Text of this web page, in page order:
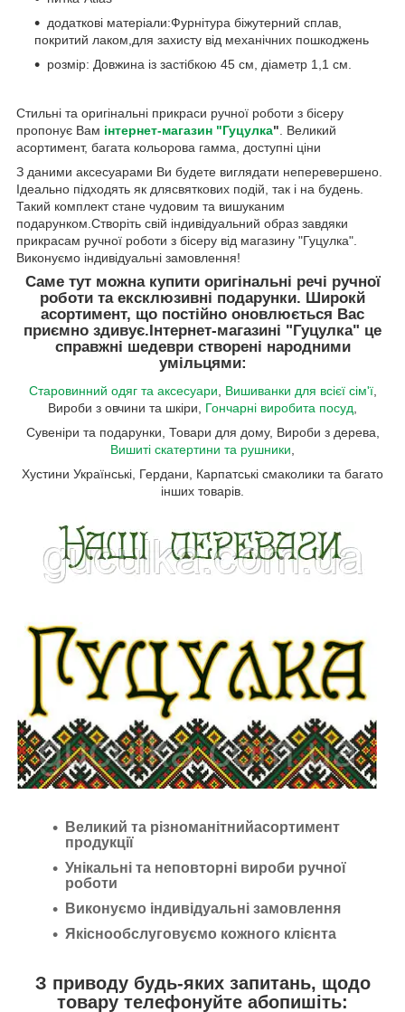
додаткові матеріали:Фурнітура біжутерний сплав,
покритий лаком,для захисту від механічних пошкоджень
розмір: Довжина із застібкою 45 см, діаметр 1,1 см.
Стильні та оригінальні прикраси ручної роботи з бісеру
пропонує Вам інтернет-магазин "Гуцулка". Великий
асортимент, багата кольорова гамма, доступні ціни
З даними аксесуарами Ви будете виглядати неперевершено.
Ідеально підходять як длясвяткових подій, так і на будень.
Такий комплект стане чудовим та вишуканим
подарунком.Створіть свій індивідуальний образ завдяки
прикрасам ручної роботи з бісеру від магазину "Гуцулка".
Виконуємо індивідуальні замовлення!
Саме тут можна купити оригінальні речі ручної
роботи та ексклюзивні подарунки. Широкй
асортимент, що постійно оновлюється Вас
приємно здивує. Інтернет-магазині "Гуцулка" це
справжні шедеври створені народними
умільцями:
Старовинний одяг та аксесуари Вишиванки для всієї сім'ї,
Вироби з овчини та шкіри,
Гончарні виробита посуд
Сувеніри та подарунки, Товари для дому, Вироби з дерева,
Вишиті скатертини та рушники
Хустини Українські, Гердани, Карпатські смаколики та багато
інших товарів.
Великий та різноманітнийасортимент
продукції
Унікальні та неповторні вироби ручної
роботи
Виконуємо індивідуальні замовлення
Якіснообслуговуємо кожного клієнта
З приводу будь-яких запитань, щодо
товару телефонуйте абопишіть: